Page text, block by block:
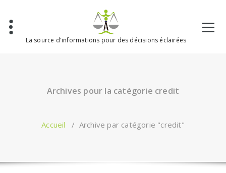
contenu
La source d'informations pour des décisions éclairées
Archives pour la catégorie credit
Accueil / Archive par catégorie "credit"